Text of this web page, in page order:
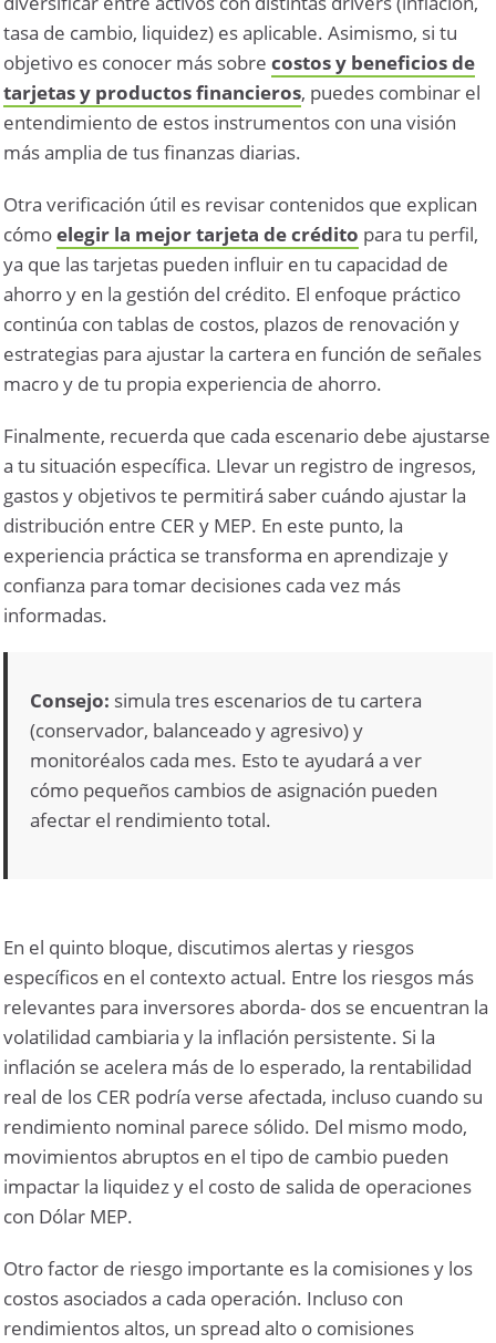
tasa de cambio, liquidez) es aplicable. Asimismo, si tu
objetivo es conocer más sobrecostos y beneficios de
tarjetas y productos financieros, puedes combinar el
entendimiento de estos instrumentos con una visión
más amplia de tus finanzas diarias.
Otra verificación útil es revisar contenidos que explican
cómoelegir la mejor tarjeta de crédito para tu perfil,
ya que las tarjetas pueden influir en tu capacidad de
ahorro y en la gestión del crédito. El enfoque práctico
continúa con tablas de costos, plazos de renovación y
estrategias para ajustar la cartera en función de señales
macro y de tu propia experiencia de ahorro.
Finalmente, recuerda que cada escenario debe ajustarse
a tu situación específica. Llevar un registro de ingresos,
gastos y objetivos te permitirá saber cuándo ajustar la
distribución entre CER y MEP. En este punto, la
experiencia práctica se transforma en aprendizaje y
confianza para tomar decisiones cada vez más
informadas.
Consejo: simula tres escenarios de tu cartera
(conservador, balanceado y agresivo) y
monitoréalos cada mes. Esto te ayudará a ver
cómo pequeños cambios de asignación pueden
afectar el rendimiento total.
En el quinto bloque, discutimos alertas y riesgos
específicos en el contexto actual. Entre los riesgos más
relevantes para inversores aborda- dos se encuentran la
volatilidad cambiaria y la inflación persistente. Si la
inflación se acelera más de lo esperado, la rentabilidad
real de los CER podría verse afectada, incluso cuando su
rendimiento nominal parece sólido. Del mismo modo,
movimientos abruptos en el tipo de cambio pueden
impactar la liquidez y el costo de salida de operaciones
con Dólar MEP.
Otro factor de riesgo importante es la comisiones y los
costos asociados a cada operación. Incluso con
rendimientos altos, un spread alto o comisiones